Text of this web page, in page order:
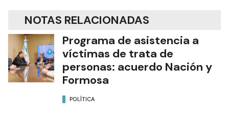
NOTAS RELACIONADAS
Programa de asistencia a
víctimas de trata de
personas: acuerdo Nación y
Formosa
POLÍTICA